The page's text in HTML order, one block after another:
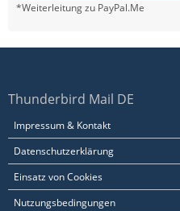
*Weiterleitung zu PayPal.Me
Thunderbird Mail DE
Impressum & Kontakt
Datenschutzerklärung
Einsatz von Cookies
Nutzungsbedingungen